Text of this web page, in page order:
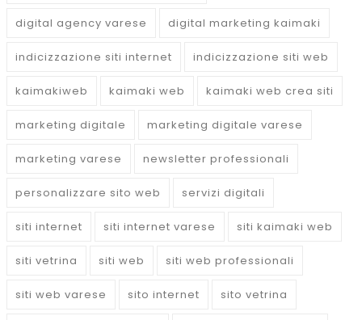
digital agency varese digital marketing kaimaki
indicizzazione siti internet indicizzazione siti web
kaimakiweb kaimaki web kaimaki web crea siti
marketing digitale marketing digitale varese
marketing varese newsletter professionali
personalizzare sito web servizi digitali
siti internet siti internet varese siti kaimaki web
siti vetrina siti web siti web professionali
siti web varese sito internet sito vetrina